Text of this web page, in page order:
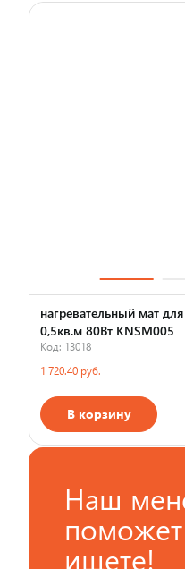
нагревательный мат
0,5кв.м 80Вт KNSM005
Код: 13018
1 720.40 руб.
В корзину
Наш
ищете!